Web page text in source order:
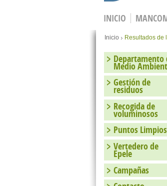
INICIO
You are here
Inicio Resultados de
Departamento
Medio
Gestión de
residuos
Recogida de
voluminosos
Puntos Limpios
Vertedero de
Epele
Campañas